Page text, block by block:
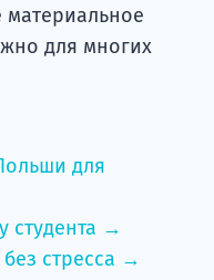
материальное
для многих
для
студента →
стресса →